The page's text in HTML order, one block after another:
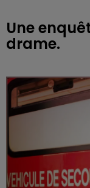
Une
drame.